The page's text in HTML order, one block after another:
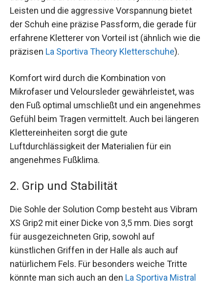
Leisten und die aggressive Vorspannung bietet
der Schuh eine präzise Passform, die gerade für
erfahrene Kletterer von Vorteil ist (ähnlich wie die
präzisen La Sportiva Theory Kletterschuhe).
Komfort wird durch die Kombination von
Mikrofaser und Veloursleder gewährleistet, was
den Fuß optimal umschließt und ein angenehmes
Gefühl beim Tragen vermittelt. Auch bei längeren
Klettereinheiten sorgt die gute
Luftdurchlässigkeit der Materialien für ein
angenehmes Fußklima.
2. Grip und Stabilität
Die Sohle der Solution Comp besteht aus Vibram
XS Grip2 mit einer Dicke von 3,5 mm. Dies sorgt
für ausgezeichneten Grip, sowohl auf
künstlichen Griffen in der Halle als auch auf
natürlichem Fels. Für besonders weiche Tritte
könnte man sich auch an den La Sportiva Mistral